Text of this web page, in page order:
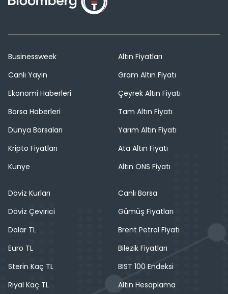
Businessweek
Canlı Yayın
Ekonomi Haberleri
Borsa Haberleri
Dünya Borsaları
Kripto Fiyatları
Künye
Altın Fiyatları
Gram Altın Fiyatı
Çeyrek Altın Fiyatı
Tam Altın Fiyatı
Yarım Altın Fiyatı
Ata Altın Fiyatı
Altın ONS Fiyatı
Döviz Kurları
Döviz Çevirici
Dolar TL
Euro TL
Sterin Kaç TL
Riyal Kaç TL
Canlı Borsa
Gümüş Fiyatları
Brent Petrol Fiyatı
Bilezik Fiyatları
BIST 100 Endeksi
Altın Hesaplama